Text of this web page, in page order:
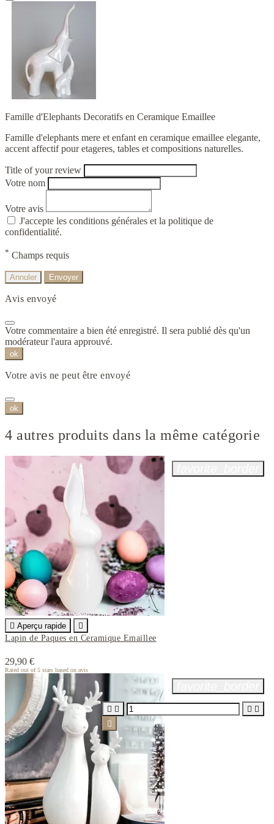
Famille d'Elephants Decoratifs en Ceramique Emaillee
Famille d'elephants mere et enfant en ceramique emaillee elegante,
accent affectif pour etageres, tables et compositions naturelles.
Title of your review
Votre nom
Votre avis
J'accepte les conditions générales et la politique de
confidentialité.
* Champs requis
Annuler Envoyer
Avis envoyé
Votre commentaire a bien été enregistré. Il sera publié dès qu'un
modérateur l'aura approuvé.
ok
Votre avis ne peut être envoyé
ok
4 autres produits dans la même catégorie
 Aperçu rapide

Lapin de Paques en Ceramique Emaillee
29,90 €
Rated out of 5 stars based on avis
   
